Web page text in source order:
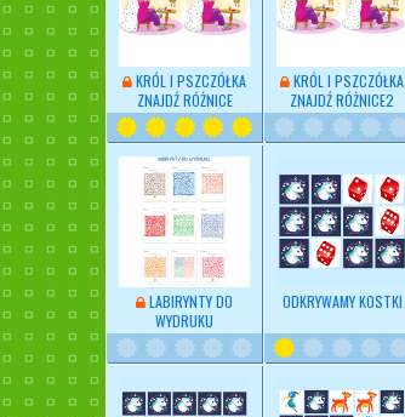
KRÓL I PSZCZÓŁKA
ZNAJDŹ RÓŻNICE
KRÓL I PSZCZÓŁKA
ZNAJDŹ RÓŻNICE2
LABIRYNTY DO
WYDRUKU
ODKRYWAMY KOSTKI